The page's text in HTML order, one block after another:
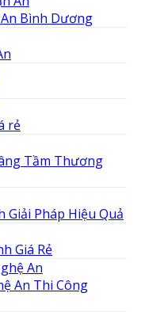
Bình Dương
rẻ
Tầm Thương
Giải Pháp Hiệu Quả
Giá Rẻ
An Thi Công